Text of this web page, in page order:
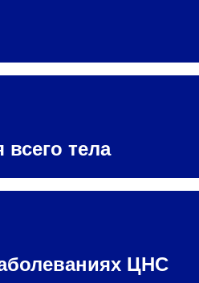
всего тела
ЦНС